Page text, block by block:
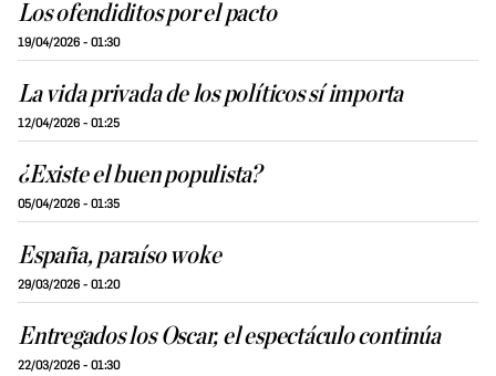
Los ofendiditos por el pacto
19/04/2026 - 01:30
La vida privada de los políticos sí importa
12/04/2026 - 01:25
¿Existe el buen populista?
05/04/2026 - 01:35
España, paraíso woke
29/03/2026 - 01:20
Entregados los Oscar, el espectáculo continúa
22/03/2026 - 01:30